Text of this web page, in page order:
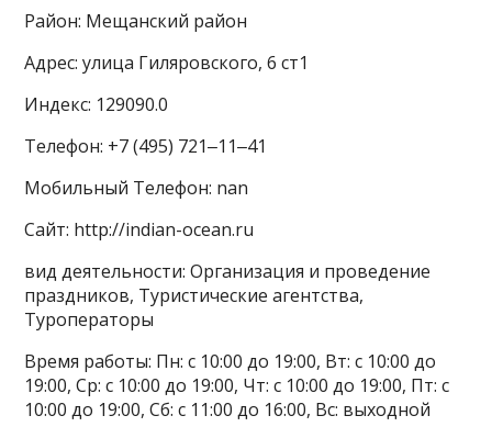
Район: Мещанский район
Адрес: улица Гиляровского, 6 ст1
Индекс: 129090.0
Телефон: +7 (495) 721‒11‒41
Мобильный Телефон: nan
Сайт: http://indian-ocean.ru
вид деятельности: Организация и проведение
праздников, Туристические агентства,
Туроператоры
Время работы: Пн: с 10:00 до 19:00, Вт: с 10:00 до
19:00, Ср: с 10:00 до 19:00, Чт: с 10:00 до 19:00, Пт: с
10:00 до 19:00, Сб: с 11:00 до 16:00, Вс: выходной